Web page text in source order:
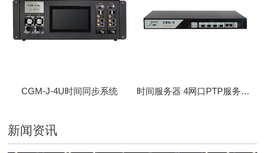
CGM-J-4U时间同步系统 时间服务器 4网口PTP服务器 CBM-D-40
新闻资讯